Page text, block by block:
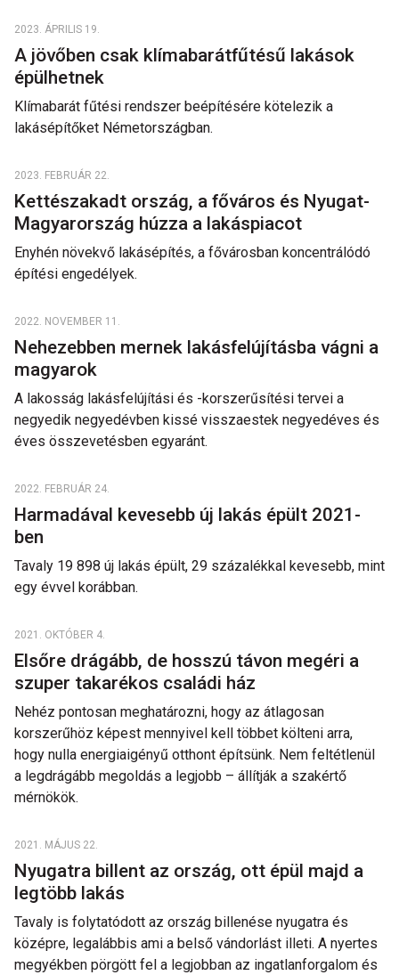
2023. ÁPRILIS 19.
A jövőben csak klímabarátfűtésű lakások
épülhetnek
Klímabarát fűtési rendszer beépítésére kötelezik a
lakásépítőket Németországban.
2023. FEBRUÁR 22.
Kettészakadt ország, a főváros és Nyugat-
Magyarország húzza a lakáspiacot
Enyhén növekvő lakásépítés, a fővárosban koncentrálódó
építési engedélyek.
2022. NOVEMBER 11.
Nehezebben mernek lakásfelújításba vágni a
magyarok
A lakosság lakásfelújítási és -korszerűsítési tervei a
negyedik negyedévben kissé visszaestek negyedéves és
éves összevetésben egyaránt.
2022. FEBRUÁR 24.
Harmadával kevesebb új lakás épült 2021-
ben
Tavaly 19 898 új lakás épült, 29 százalékkal kevesebb, mint
egy évvel korábban.
2021. OKTÓBER 4.
Elsőre drágább, de hosszú távon megéri a
szuper takarékos családi ház
Nehéz pontosan meghatározni, hogy az átlagosan
korszerűhöz képest mennyivel kell többet költeni arra,
hogy nulla energiaigényű otthont építsünk. Nem feltétlenül
a legdrágább megoldás a legjobb – állítják a szakértő
mérnökök.
2021. MÁJUS 22.
Nyugatra billent az ország, ott épül majd a
legtöbb lakás
Tavaly is folytatódott az ország billenése nyugatra és
középre, legalábbis ami a belső vándorlást illeti. A nyertes
megyékben pörgött fel a legjobban az ingatlanforgalom és